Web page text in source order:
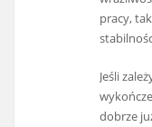
pracy,
Jeśli
dobrze